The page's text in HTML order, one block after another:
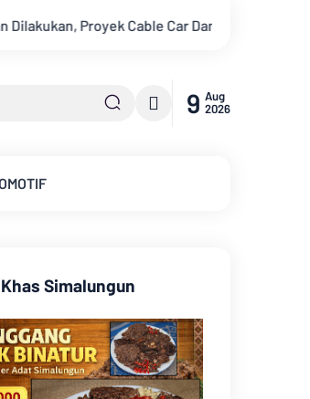
Masih Terkendala Pembebasan BPHTB di
9 Aug
2026
Simalungun